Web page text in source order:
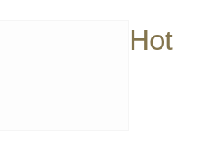
Hot